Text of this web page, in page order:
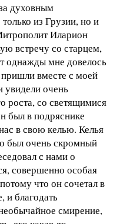
духовным
из Грузии, но и
Иларион
встречу со старцем,
однажды мне довелось
вместе с моей
увидели очень
роста, со светящимися
был в подряснике
в свою келью. Келья
был очень скромный
с нами о
совершенно особая
что он сочетал в
и благодать
смирение,